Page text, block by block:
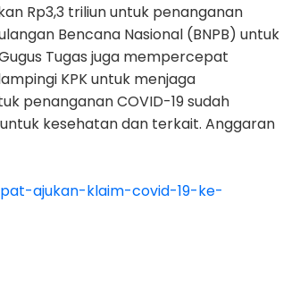
Rp3,3 triliun untuk penanganan
Bencana Nasional (BNPB) untuk
Tugas juga mempercepat
KPK untuk menjaga
penanganan COVID-19 sudah
kesehatan dan terkait. Anggaran
ajukan-klaim-covid-19-ke-